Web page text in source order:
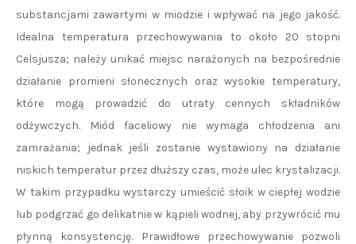
substancjami zawartymi w miodzie i wpływać na jego jakość.
Idealna temperatura przechowywania to około 20 stopni
Celsjusza; należy unikać miejsc narażonych na bezpośrednie
działanie promieni słonecznych oraz wysokie temperatury,
które mogą prowadzić do utraty cennych składników
odżywczych. Miód faceliowy nie wymaga chłodzenia ani
zamrażania; jednak jeśli zostanie wystawiony na działanie
niskich temperatur przez dłuższy czas, może ulec krystalizacji.
W takim przypadku wystarczy umieścić słoik w ciepłej wodzie
lub podgrzać go delikatnie w kąpieli wodnej, aby przywrócić mu
płynną konsystencję. Prawidłowe przechowywanie pozwoli